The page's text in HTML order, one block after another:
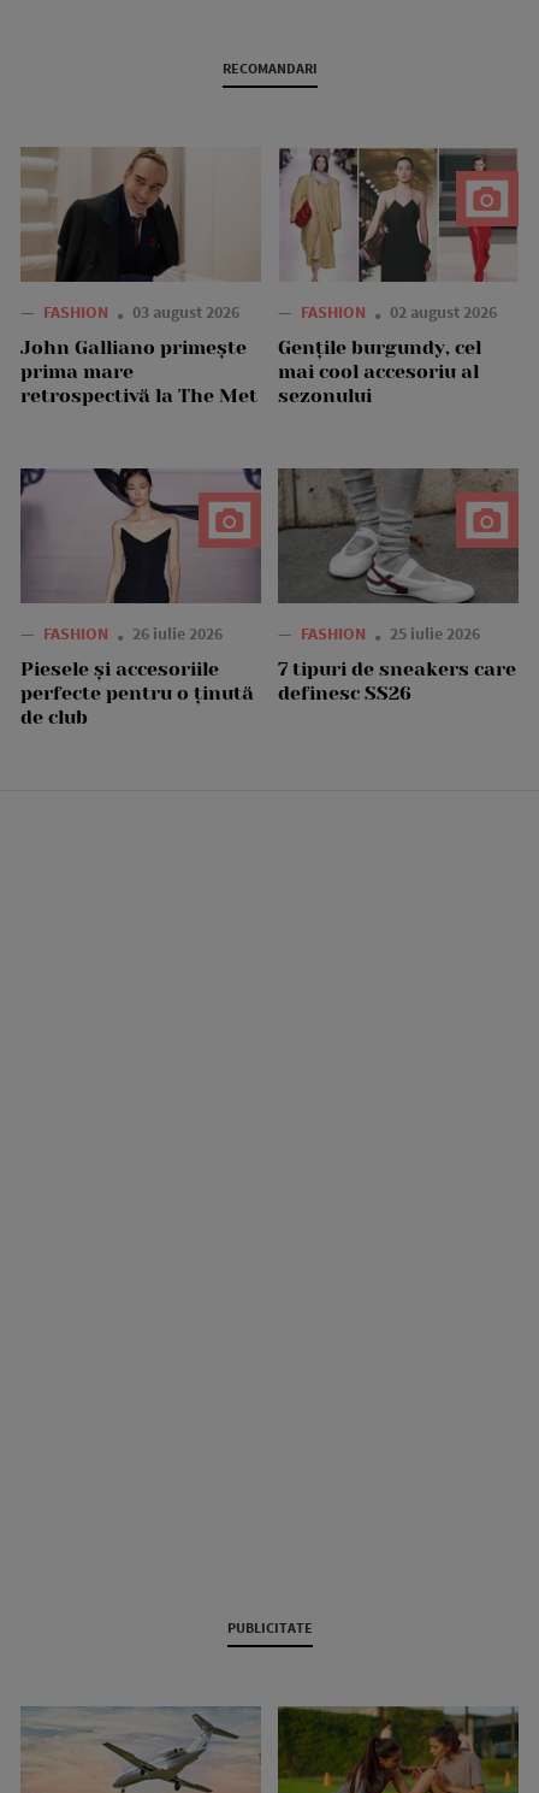
RECOMANDARI
— FASHION 03 august 2026
John Galliano primește
prima mare
retrospectivă la The Met
— FASHION 02 august 2026
Gențile burgundy, cel
mai cool accesoriu al
sezonului
— FASHION 26 iulie 2026
Piesele și accesoriile
perfecte pentru o ținută
de club
— FASHION 25 iulie 2026
7 tipuri de sneakers care
definesc SS26
PUBLICITATE